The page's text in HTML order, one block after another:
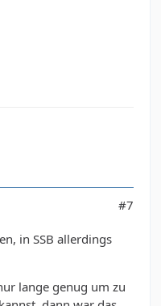
#7
in SSB allerdings
lange genug um zu